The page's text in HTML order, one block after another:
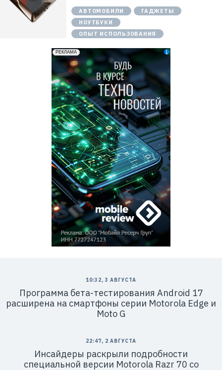
АВТОМОБИЛИ
ГАДЖЕТЫ
НОУТБУКИ
ОПЫТ ИСПОЛЬЗОВАНИЯ
10:32, 3 АВГУСТА
Программа бета-тестирования Android 17
расширена на смартфоны серии Motorola Edge и
Moto G
22:47, 2 АВГУСТА
Инсайдеры раскрыли подробности
специальной версии Motorola Razr 70 со